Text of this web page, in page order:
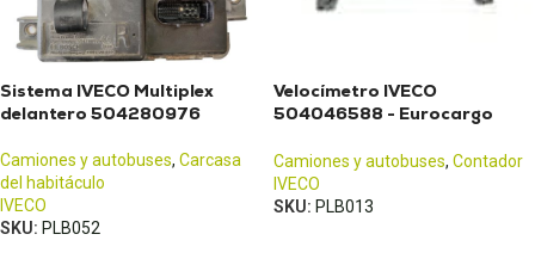
Sistema IVECO Multiplex
delantero 504280976
Camiones y autobuses, Carcasa
del habitáculo
IVECO
SKU: PLB052
Velocímetro IVECO
504046588 - Eurocargo
Camiones y autobuses, Contador
IVECO
SKU: PLB013